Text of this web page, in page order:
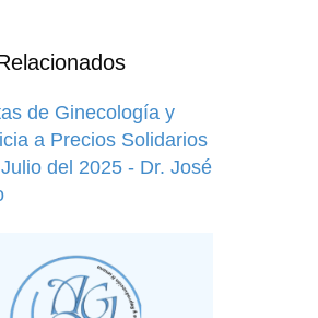
de Ginecología y
a Precios Solidarios
del 2025 - Dr. José